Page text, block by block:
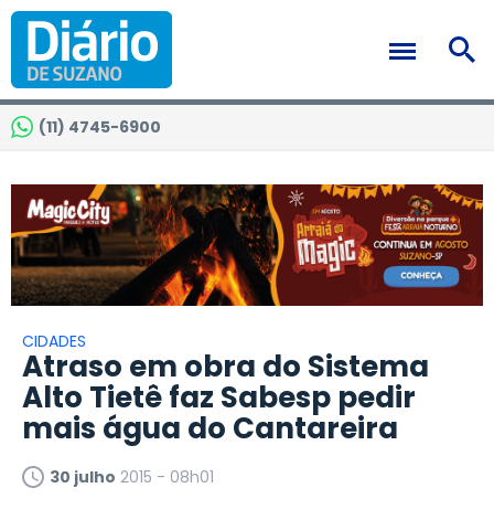
(11) 4745-6900
CIDADES
Atraso em obra do Sistema
Alto Tietê faz Sabesp pedir
mais água do Cantareira
30 julho 2015 - 08h01